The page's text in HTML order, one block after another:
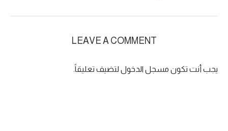
LEAVE A COMMENT
يجب أنت تكون مسجل الدخول لتضيف تعليقاً.